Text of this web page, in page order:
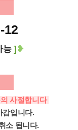
12
능 ] ❥
사절합니다
감입니다.
소 됩니다.